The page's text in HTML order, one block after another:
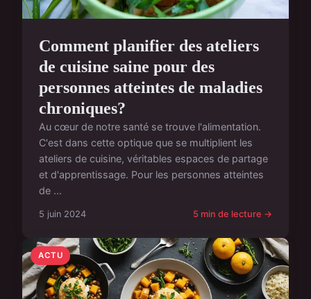
Comment planifier des ateliers
de cuisine saine pour des
personnes atteintes de maladies
chroniques?
Au cœur de notre santé se trouve l'alimentation.
C'est dans cette optique que se multiplient les
ateliers de cuisine, véritables espaces de partage
et d'apprentissage. Pour les personnes atteintes
de ...
5 juin 2024 5 min de lecture →
ACTU